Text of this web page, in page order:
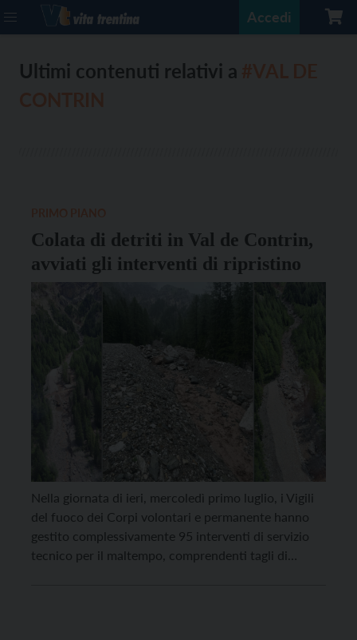
Accedi
Ultimi contenuti relativi a
Colata di detriti in Val de Contrin,
avviati gli interventi di ripristino
Nella giornata di ieri, mercoledì primo luglio, i Vigili
del fuoco dei Corpi volontari e permanente hanno
gestito complessivamente 95 interventi di servizio
tecnico per il maltempo, comprendenti tagli di